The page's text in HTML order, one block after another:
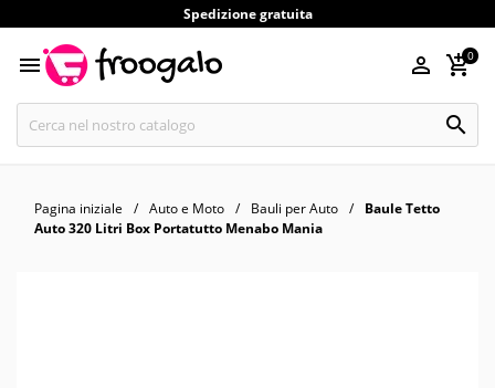
Spedizione gratuita
  0

Pagina iniziale Auto e Moto Bauli per Auto
Baule Tetto
Auto 320 Litri Box Portatutto Menabo Mania